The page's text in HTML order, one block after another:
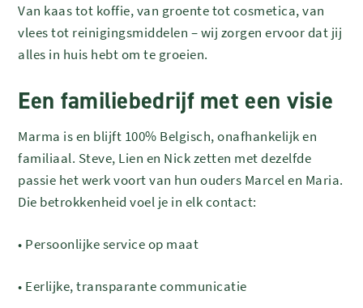
Van kaas tot koffie, van groente tot cosmetica, van
vlees tot reinigingsmiddelen – wij zorgen ervoor dat jij
alles in huis hebt om te groeien.
Een familiebedrijf met een visie
Marma is en blijft 100% Belgisch, onafhankelijk en
familiaal. Steve, Lien en Nick zetten met dezelfde
passie het werk voort van hun ouders Marcel en Maria.
Die betrokkenheid voel je in elk contact:
• Persoonlijke service op maat
• Eerlijke, transparante communicatie